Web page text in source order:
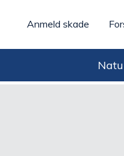
Anmeld skade